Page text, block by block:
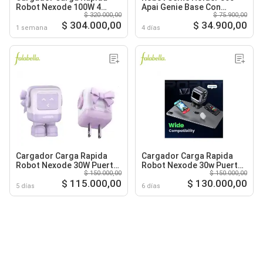
Robot Nexode 100W 4
1 semana
$ 320.000,00
$ 304.000,00
Apai Genie Base Con
4 días
$ 75.900,00
$ 34.900,00
Cargador Carga Rapida
Robot Nexode 30W Puerto
5 días
$ 150.000,00
$ 115.000,00
Cargador Carga Rapida
Robot Nexode 30w Puerto
Usb C Para Celular
6 días
$ 150.000,00
$ 130.000,00